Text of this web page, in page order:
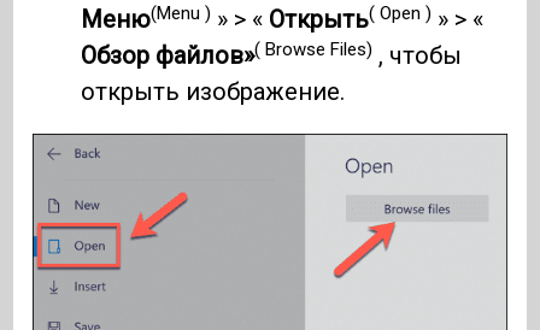
Меню(Menu ) » > « Открыть( Open ) » > «
Обзор файлов»( Browse Files) , чтобы
открыть изображение.